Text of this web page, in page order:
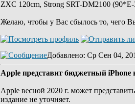
ZXC 120cm, Strong SRT-DM2100
Желаю, чтобы у Вас сбылось то, чего
Добавлено: Ср Сен 04,
Apple представит бюджетный iPhone
Apple весной 2020 г. может
издание не уточняет.